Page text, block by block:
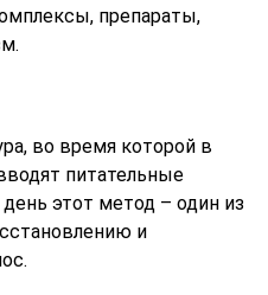
препараты,
во время которой в
питательные
этот метод – один из
и